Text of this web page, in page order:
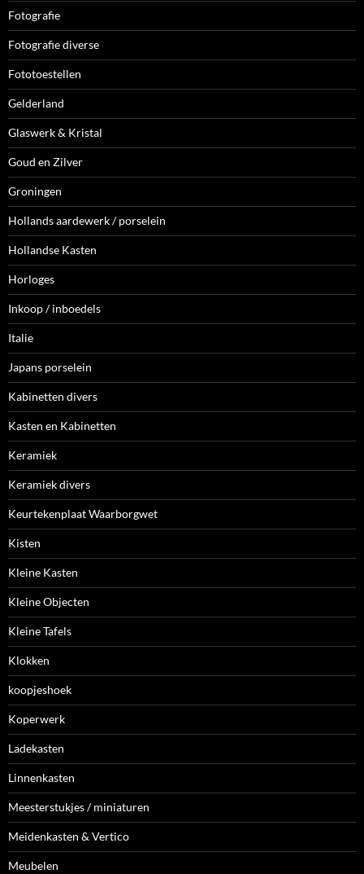
Fotografie
Fotografie diverse
Fototoestellen
Gelderland
Glaswerk & Kristal
Goud en Zilver
Groningen
Hollands aardewerk / porselein
Hollandse Kasten
Horloges
Inkoop / inboedels
Italie
Japans porselein
Kabinetten divers
Kasten en Kabinetten
Keramiek
Keramiek divers
Keurtekenplaat Waarborgwet
Kisten
Kleine Kasten
Kleine Objecten
Kleine Tafels
Klokken
koopjeshoek
Koperwerk
Ladekasten
Linnenkasten
Meesterstukjes / miniaturen
Meidenkasten & Vertico
Meubelen